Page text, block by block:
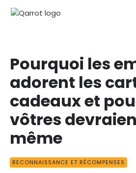
Pourquoi les
adorent les
cadeaux et
vôtres
même
RECONNAISSANCE ET RÉCOMPENSES